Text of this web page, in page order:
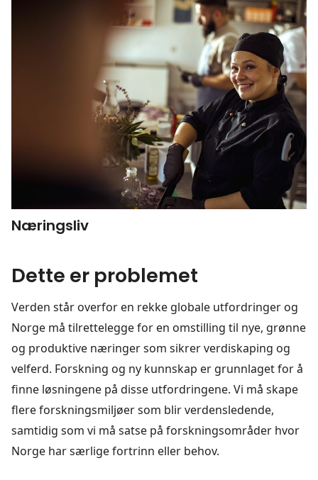
Næringsliv
Dette er problemet
Verden står overfor en rekke globale utfordringer og
Norge må tilrettelegge for en omstilling til nye, grønne
og produktive næringer som sikrer verdiskaping og
velferd. Forskning og ny kunnskap er grunnlaget for å
finne løsningene på disse utfordringene. Vi må skape
flere forskningsmiljøer som blir verdensledende,
samtidig som vi må satse på forskningsområder hvor
Norge har særlige fortrinn eller behov.